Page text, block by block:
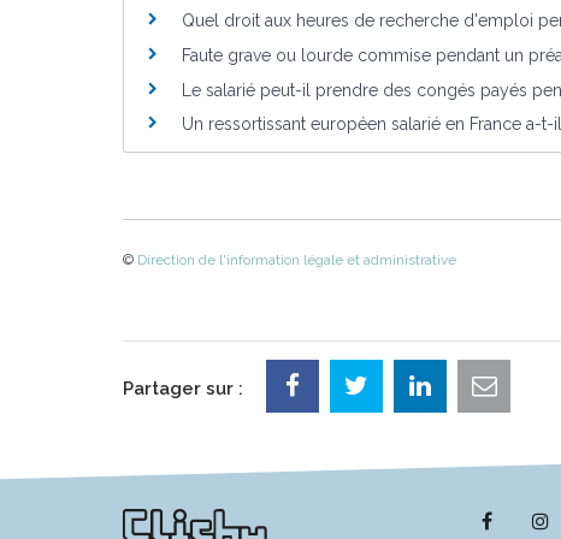
Quel droit aux heures de recherche d'emploi
Faute grave ou lourde commise pendant un
Le salarié peut-il prendre des congés payés
Un ressortissant européen salarié en France a-
© Direction de l'information légale et administrative
Partager sur :
Lien